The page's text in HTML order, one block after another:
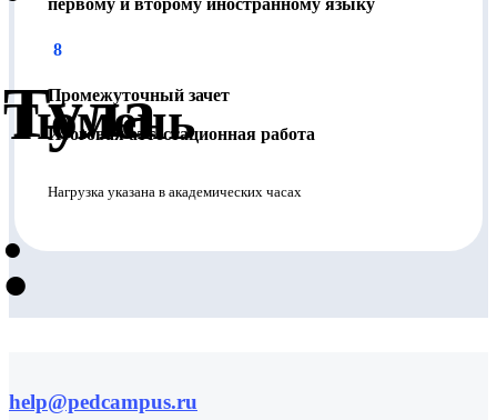
Тюмень
•
Тула
•
первому и второму иностранному языку
8
Промежуточный зачет
Итоговая аттестационная работа
Нагрузка указана в академических часах
help@pedcampus.ru